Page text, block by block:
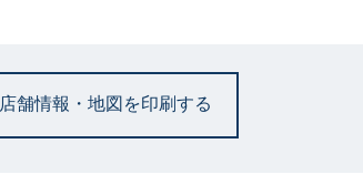
店舗情報・地図を印刷する